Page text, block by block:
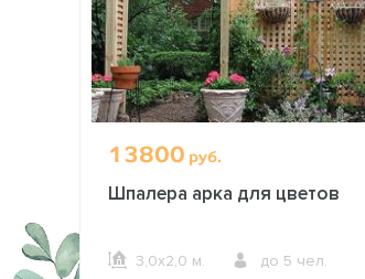
13800 руб.
Шпалера арка для цветов
3,0х2,0 м. до 5 чел.